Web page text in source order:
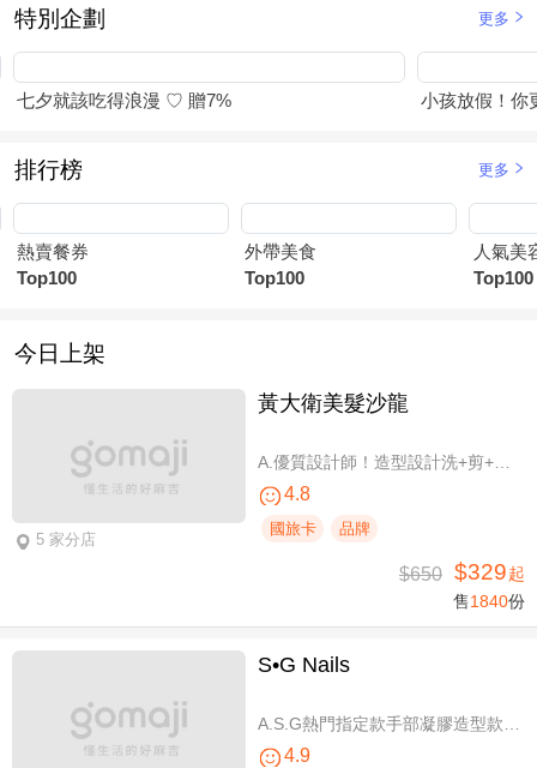
特別企劃 更多
七夕就該吃得浪漫 ♡ 贈7% 小孩放假！你
排行榜 更多
熱賣餐券
Top100
外帶美食
Top100
人氣美
Top100
今日上架
5 家分店
黃大衛美髮沙龍
4.8
國旅卡 品牌
$650 $329起
售1840份
S•G Nails
4.9